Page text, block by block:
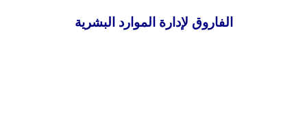
الفاروق لإدارة الموارد البشرية